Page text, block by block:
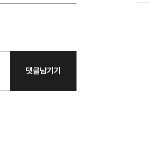
댓글남기기